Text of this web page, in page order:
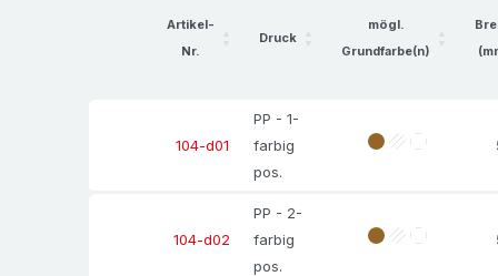
Artikel-
Nr.
Druck
mögl.
Grundfarbe(n)
104-d01
PP - 1-
farbig
pos.
104-d02
PP - 2-
farbig
pos.